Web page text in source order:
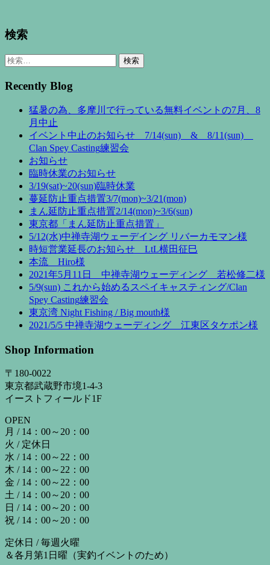
検索
検
Recently Blog
猛暑の為、多摩川で行っている無料イベントの7月、8
月中止
イベント中止のお知らせ 7/14(sun) & 8/11(sun)
Clan Spey Casting練習会
お知らせ
臨時休業のお知らせ
3/19(sat)~20(sun)臨時休業
蔓延防止重点措置3/7(mon)~3/21(mon)
まん延防止重点措置2/14(mon)~3/6(sun)
東京都「まん延防止重点措置」
5/12(水)中禅寺湖ウェーデイング リバーカモマン様
時短営業延長のお知らせ LtL横田征巳
本流 Hiro様
2021年5月11日 中禅寺湖ウェーディング 若松修二様
5/9(sun) これから始めるスペイキャスティング/Clan
Spey Casting練習会
東京湾 Night Fishing / Big mouth様
2021/5/5 中禅寺湖ウェーディング 江東区タケポン様
Shop Information
〒180-0022
東京都武蔵野市境1-4-3
イーストフィールド1F
OPEN
月 / 14：00～20：00
火 / 定休日
水 / 14：00～22：00
木 / 14：00～22：00
金 / 14：00～22：00
土 / 14：00～20：00
日 / 14：00～20：00
祝 / 14：00～20：00
定休日 / 毎週火曜
＆各月第1日曜（実釣イベントのため）